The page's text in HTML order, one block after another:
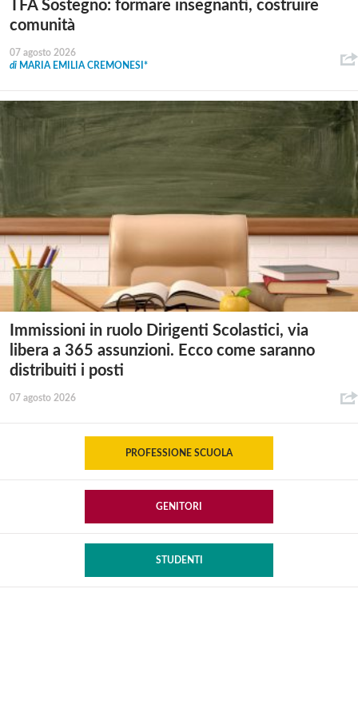
TFA Sostegno: formare insegnanti, costruire
comunità
07 agosto 2026
di MARIA EMILIA CREMONESI*
Immissioni in ruolo Dirigenti Scolastici, via
libera a 365 assunzioni. Ecco come saranno
distribuiti i posti
07 agosto 2026
PROFESSIONE SCUOLA
GENITORI
STUDENTI